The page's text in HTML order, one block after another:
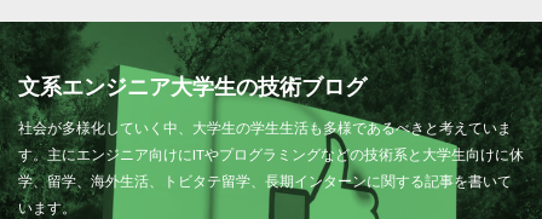
文系エンジニア大学生の技術ブログ
社会が多様化していく中、大学生の学生生活も多様であるべきと考えていま
す。主にエンジニア向けにITやプログラミングなどの技術系と大学生向けに休
学、留学、海外生活、トビタテ留学、長期インターンに関する記事を書いて
います。